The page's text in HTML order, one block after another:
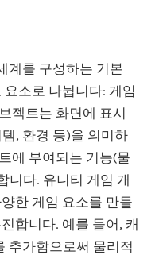
계를 구성하는 기본
소로 나뉩니다: 게임
젝트는 화면에 표시
, 환경 등)을 의미하
에 부여되는 기능(물
니다. 유니티 게임 개
한 게임 요소를 만들
합니다. 예를 들어, 캐
추가함으로써 물리적